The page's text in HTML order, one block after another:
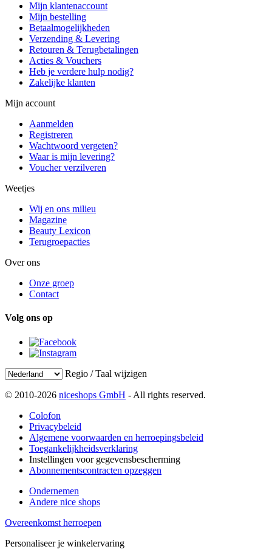
Mijn klantenaccount
Mijn bestelling
Betaalmogelijkheden
Verzending & Levering
Retouren & Terugbetalingen
Acties & Vouchers
Heb je verdere hulp nodig?
Zakelijke klanten
Mijn account
Aanmelden
Registreren
Wachtwoord vergeten?
Waar is mijn levering?
Voucher verzilveren
Weetjes
Wij en ons milieu
Magazine
Beauty Lexicon
Terugroepacties
Over ons
Onze groep
Contact
Volg ons op
Regio / Taal wijzigen
© 2010-2026 niceshops GmbH - All rights reserved.
Colofon
Privacybeleid
Algemene voorwaarden en herroepingsbeleid
Toegankelijkheidsverklaring
Instellingen voor gegevensbescherming
Abonnementscontracten opzeggen
Ondernemen
Andere nice shops
Overeenkomst herroepen
Personaliseer je winkelervaring